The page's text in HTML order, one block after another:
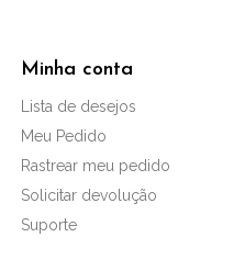
Minha conta
Lista de desejos
Meu Pedido
Rastrear meu pedido
Solicitar devolução
Suporte